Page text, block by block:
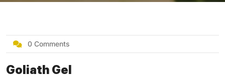
0 Comments
Goliath Gel